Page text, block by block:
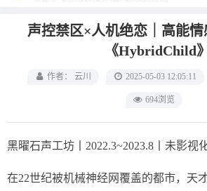
声控禁区×人机绝恋｜高能情
《HybridChild》
作者： 云川 2025-05-03 12:05:11
694浏览
黑曜石声工坊丨2022.3~2023.8丨未影视
在22世纪被机械神经网覆盖的都市，天